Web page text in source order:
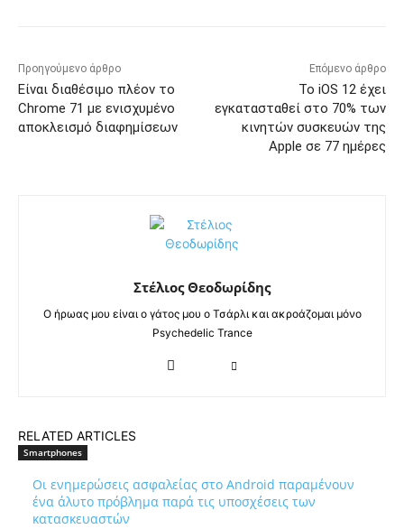
Προηγούμενο άρθρο
Είναι διαθέσιμο πλέον το
Chrome 71 με ενισχυμένο
αποκλεισμό διαφημίσεων
Επόμενο άρθρο
Το iOS 12 έχει
εγκατασταθεί στο 70% των
κινητών συσκευών της
Apple σε 77 ημέρες
Στέλιος Θεοδωρίδης
Ο ήρωας μου είναι ο γάτος μου ο Τσάρλι και ακροάζομαι μόνο
Psychedelic Trance
RELATED ARTICLES
Smartphones
Οι ενημερώσεις ασφαλείας στο Android παραμένουν
ένα άλυτο πρόβλημα παρά τις υποσχέσεις των
κατασκευαστών